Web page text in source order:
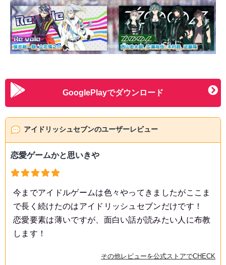
GooglePlayでダウンロード
アイドリッシュセブンのユーザーレビュー
恋愛ゲームかと思いきや
今までアイドルゲームは色々やってきましたがここま
で長く続けたのはアイドリッシュセブンだけです！
恋愛要素は薄いですが、面白い話が読みたい人に布教
します！
その他レビューを公式ストアでCHECK